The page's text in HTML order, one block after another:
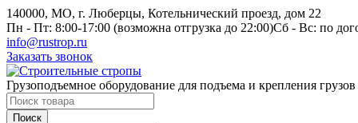
140000, МО, г. Люберцы, Котельнический проезд, дом 22
Пн - Пт: 8:00-17:00 (возможна отгрузка до 22:00)Сб - Вс: по
info@rustrop.ru
Заказать звонок
Грузоподъемное оборудование для подъема и крепления грузов
Поиск